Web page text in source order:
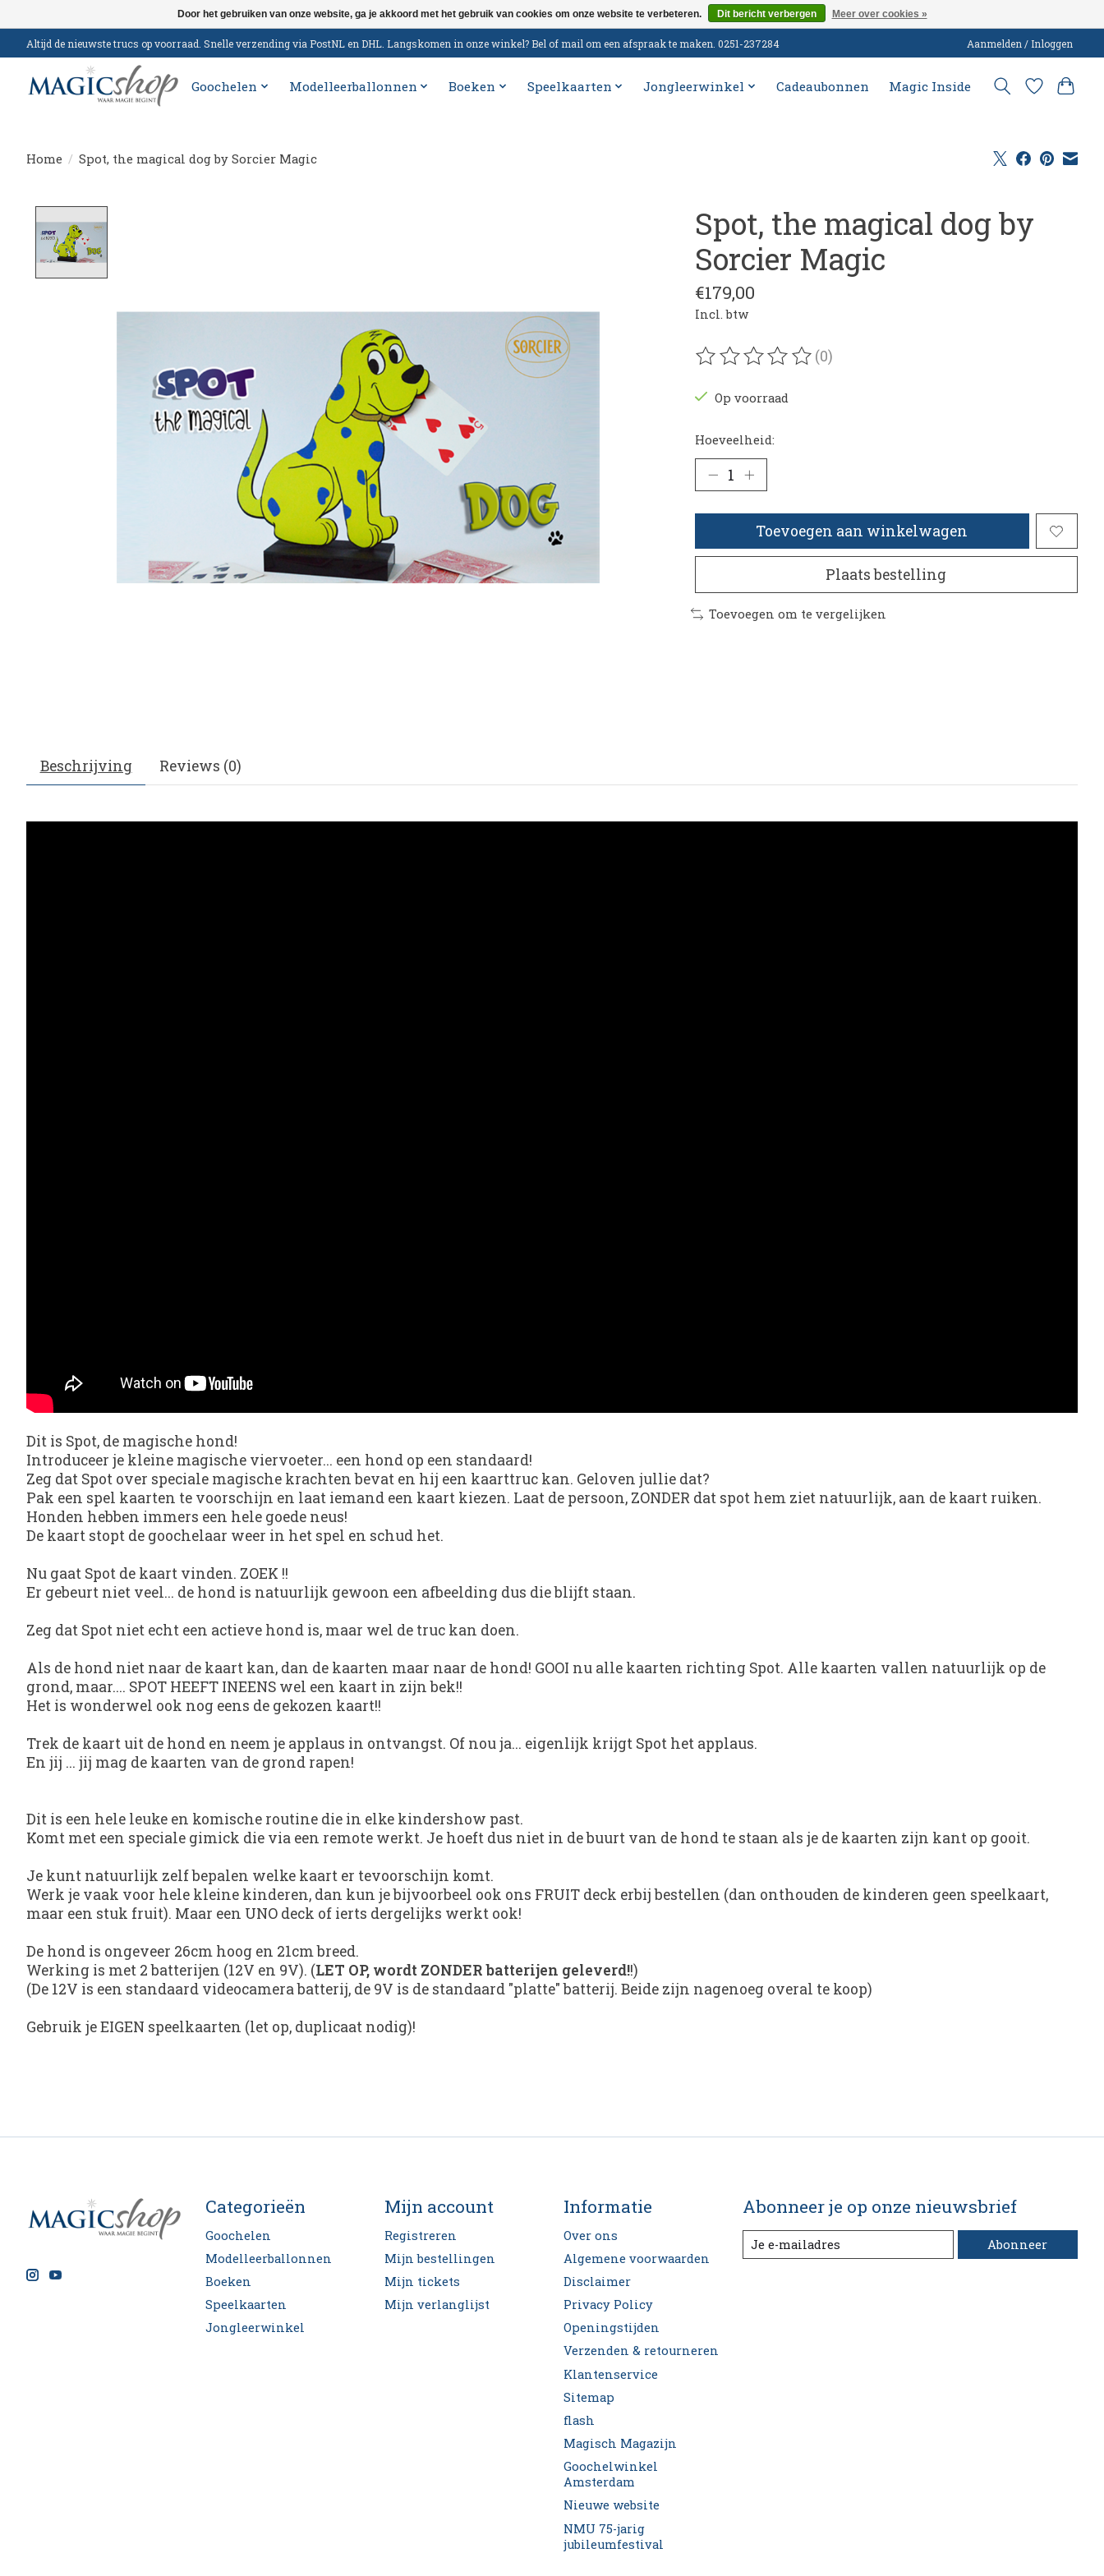
Altijd de nieuwste trucs op voorraad. Snelle verzending via PostNL en DHL. Langskomen in onze winkel? Bel of mail om een afspraak te maken. 0251-237284 Aanmelden / Inloggen
Goochelen Modelleerballonnen Boeken Speelkaarten Jongleerwinkel Cadeaubonnen Magic Inside
Home / Spot, the magical dog by Sorcier Magic
Spot, the magical dog by
Sorcier Magic
€179,00
Incl. btw
De beoordeling van dit product is
(0)
Op voorraad
Hoeveelheid:
Toevoegen aan winkelwagen
Plaats bestelling
Toevoegen om te vergelijken
Beschrijving Reviews (0)
Dit is Spot, de magische hond!
Introduceer je kleine magische viervoeter... een hond op een standaard!
Zeg dat Spot over speciale magische krachten bevat en hij een kaarttruc kan. Geloven jullie dat?
Pak een spel kaarten te voorschijn en laat iemand een kaart kiezen. Laat de persoon, ZONDER dat spot hem ziet natuurlijk, aan de kaart ruiken.
Honden hebben immers een hele goede neus!
De kaart stopt de goochelaar weer in het spel en schud het.
Nu gaat Spot de kaart vinden. ZOEK !!
Er gebeurt niet veel... de hond is natuurlijk gewoon een afbeelding dus die blijft staan.
Zeg dat Spot niet echt een actieve hond is, maar wel de truc kan doen.
Als de hond niet naar de kaart kan, dan de kaarten maar naar de hond! GOOI nu alle kaarten richting Spot. Alle kaarten vallen natuurlijk op de
grond, maar.... SPOT HEEFT INEENS wel een kaart in zijn bek!!
Het is wonderwel ook nog eens de gekozen kaart!!
Trek de kaart uit de hond en neem je applaus in ontvangst. Of nou ja... eigenlijk krijgt Spot het applaus.
En jij ... jij mag de kaarten van de grond rapen!
Dit is een hele leuke en komische routine die in elke kindershow past.
Komt met een speciale gimick die via een remote werkt. Je hoeft dus niet in de buurt van de hond te staan als je de kaarten zijn kant op gooit.
Je kunt natuurlijk zelf bepalen welke kaart er tevoorschijn komt.
Werk je vaak voor hele kleine kinderen, dan kun je bijvoorbeel ook ons FRUIT deck erbij bestellen (dan onthouden de kinderen geen speelkaart,
maar een stuk fruit). Maar een UNO deck of ierts dergelijks werkt ook!
De hond is ongeveer 26cm hoog en 21cm breed.
Werking is met 2 batterijen (12V en 9V). (LET OP, wordt ZONDER batterijen geleverd!!)
(De 12V is een standaard videocamera batterij, de 9V is de standaard "platte" batterij. Beide zijn nagenoeg overal te koop)
Gebruik je EIGEN speelkaarten (let op, duplicaat nodig)!
Categorieën
Goochelen
Modelleerballonnen
Boeken
Speelkaarten
Jongleerwinkel
Mijn account
Registreren
Mijn bestellingen
Mijn tickets
Mijn verlanglijst
Informatie
Over ons
Algemene voorwaarden
Disclaimer
Privacy Policy
Openingstijden
Verzenden & retourneren
Klantenservice
Sitemap
flash
Magisch Magazijn
Goochelwinkel
Amsterdam
Nieuwe website
NMU 75-jarig
jubileumfestival
Abonneer je op onze nieuwsbrief
Abonneer
Door het gebruiken van onze website, ga je akkoord met het gebruik van cookies om onze website te verbeteren. Dit bericht verbergen Meer over cookies »